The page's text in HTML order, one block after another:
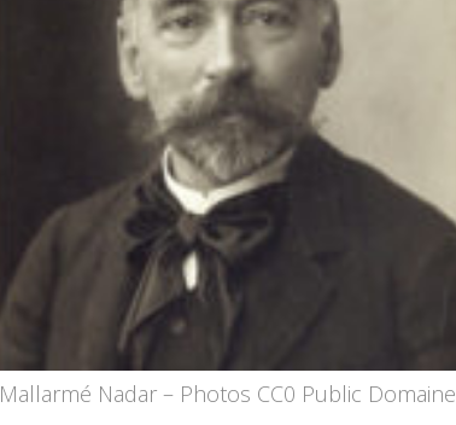
Mallarmé Nadar – Photos CC0 Public Domaine